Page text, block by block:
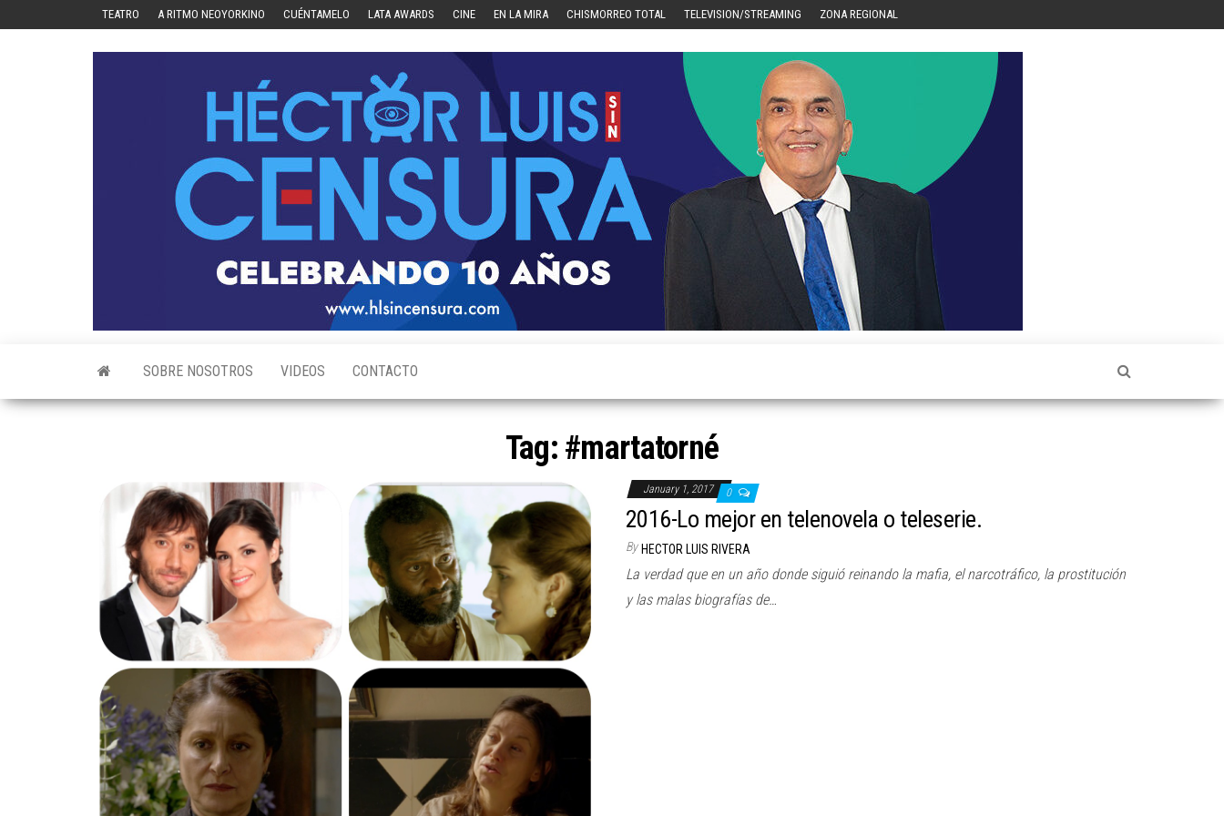
TEATRO A RITMO NEOYORKINO CUÉNTAMELO LATA AWARDS CINE EN LA MIRA CHISMORREO TOTAL TELEVISION/STREAMING ZONA REGIONAL
SOBRE NOSOTROS VIDEOS CONTACTO
Tag: #martatorné
January 1, 2017 0
2016-Lo mejor en telenovela o teleserie.
By HECTOR LUIS RIVERA
La verdad que en un año donde siguió reinando la mafia, el narcotráfico, la prostitución
y las malas biografías de…